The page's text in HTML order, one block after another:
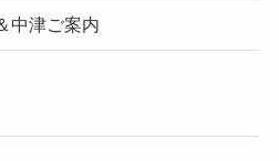
中津ご案内